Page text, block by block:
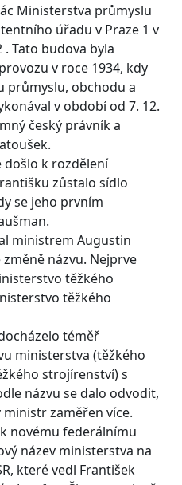
Ministerstva průmyslu
úřadu v Praze 1 v
Tato budova byla
v roce 1934, kdy
průmyslu, obchodu a
v období od 7. 12.
český právník a
došlo k rozdělení
zůstalo sídlo
se jeho prvním
ministrem Augustin
názvu. Nejprve
těžkého
těžkého
téměř
ministerstva (těžkého
strojírenství) s
názvu se dalo odvodit,
zaměřen více.
novému federálnímu
název ministerstva na
které vedl František